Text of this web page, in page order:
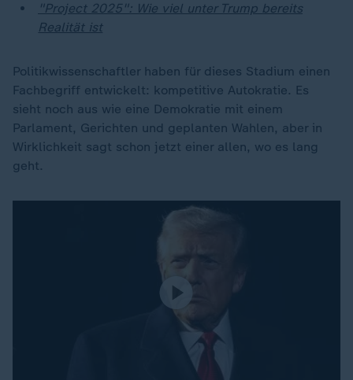
"Project 2025": Wie viel unter Trump bereits
Realität ist
Politikwissenschaftler haben für dieses Stadium einen
Fachbegriff entwickelt: kompetitive Autokratie. Es
sieht noch aus wie eine Demokratie mit einem
Parlament, Gerichten und geplanten Wahlen, aber in
Wirklichkeit sagt schon jetzt einer allen, wo es lang
geht.